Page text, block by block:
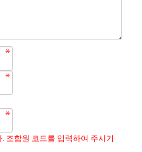
조합원 코드를 입력하여 주시기